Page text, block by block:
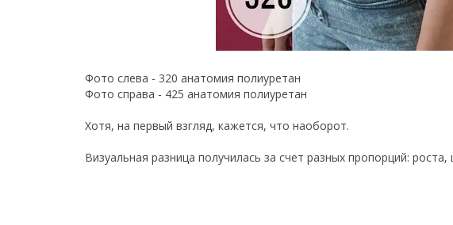
Фото слева - 320 анатомия полиуретан
Фото справа - 425 анатомия полиуретан
Хотя, на первый взгляд, кажется, что наоборот.
Визуальная разница получилась за счет разных пропорций: